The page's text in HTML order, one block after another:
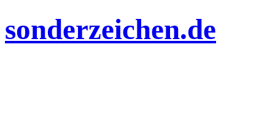
sonderzeichen.de